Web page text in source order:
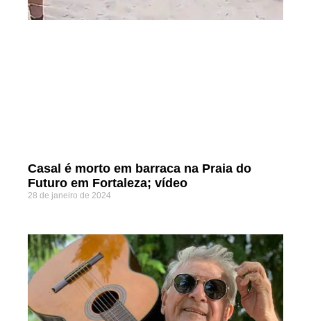
Casal é morto em barraca na Praia do
Futuro em Fortaleza; vídeo
28 de janeiro de 2024